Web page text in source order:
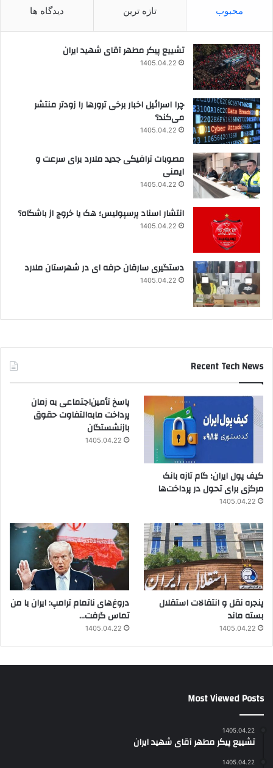
محبوب تازه ترین دیدگاه ها
تشییع پیکر مطهر آقای شهید ایران
1405.04.22
چرا اسرائیل اخبار برخی ترورها را زودتر منتشر
می‌کند؟
1405.04.22
مصوبات ترافیکی جدید ملارد برای سرعت و
ایمنی
1405.04.22
انتشار اسناد پرسپولیس؛ هک یا خروج از باشگاه؟
1405.04.22
دستگیری سارقان حرفه ای در شهرستان ملارد
1405.04.22
Recent Tech News
کیف پول ایران؛ گام تازه بانک
مرکزی برای تحول در پرداخت‌ها
1405.04.22
پاسخ تأمین‌اجتماعی به زمان
پرداخت مابه‌التفاوت حقوق
بازنشستگان
1405.04.22
پنجره‌ نقل و انتقالات استقلال
بسته ماند
1405.04.22
دروغ‌های ناتمام ترامپ: ایران با من
تماس گرفت…
1405.04.22
Most Viewed Posts
1405.04.22
تشییع پیکر مطهر آقای شهید ایران
1405.04.22